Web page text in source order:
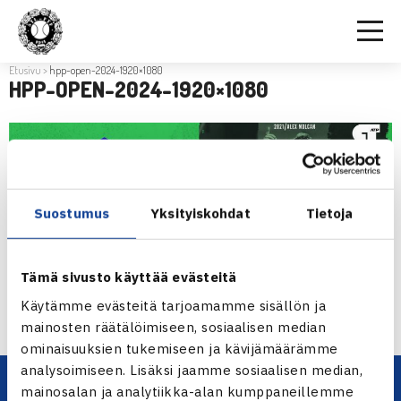
Suostumus Yksityiskohdat Tietoja
Tämä sivusto käyttää evästeitä
Käytämme evästeitä tarjoamamme sisällön ja
mainosten räätälöimiseen, sosiaalisen median
ominaisuuksien tukemiseen ja kävijämäärämme
analysoimiseen. Lisäksi jaamme sosiaalisen median,
mainosalan ja analytiikka-alan kumppaneillemme
Etusivu > hpp-open-2024-1920×1080
HPP-OPEN-2024-1920×1080